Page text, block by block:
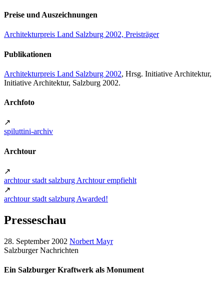
Preise und Auszeichnungen
Architekturpreis Land Salzburg 2002, Preisträger
Publikationen
Architekturpreis Land Salzburg 2002, Hrsg. Initiative Architektur,
Initiative Architektur, Salzburg 2002.
Archfoto
↗
spiluttini-archiv
Archtour
↗
archtour stadt salzburg Archtour empfiehlt
↗
archtour stadt salzburg Awarded!
Presseschau
28. September 2002 Norbert Mayr
Salzburger Nachrichten
Ein Salzburger Kraftwerk als Monument